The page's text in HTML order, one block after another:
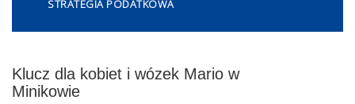
STRATEGIA PODATKOWA
Klucz dla kobiet i wózek Mario w
Minikowie